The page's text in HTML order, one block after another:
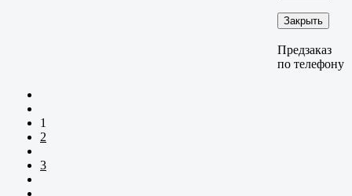
Закрыть
Предзаказ
по телефону
1
2
3